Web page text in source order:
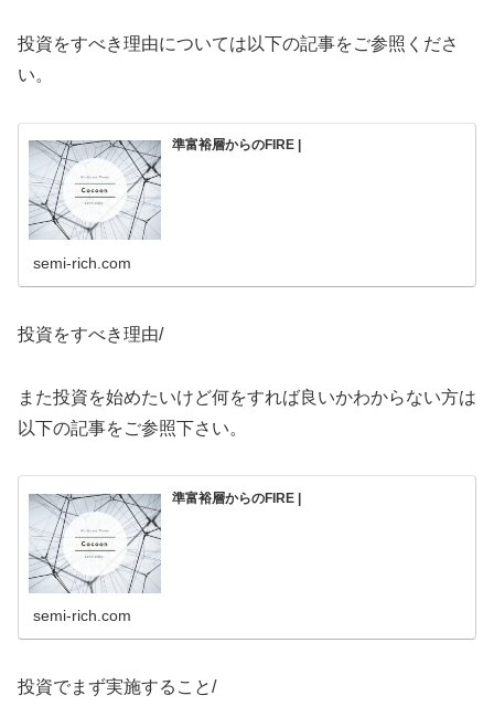
投資をすべき理由については以下の記事をご参照くださ
い。
準富裕層からのFIRE |
semi-rich.com
投資をすべき理由/
また投資を始めたいけど何をすれば良いかわからない方は
以下の記事をご参照下さい。
準富裕層からのFIRE |
semi-rich.com
投資でまず実施すること/